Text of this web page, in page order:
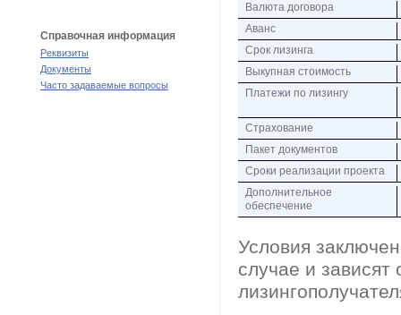
Справочная информация
Реквизиты
Документы
Часто задаваемые вопросы
Валюта договора
Аванс
Срок лизинга
Выкупная стоимость
Платежи по лизингу
Страхование
Пакет документов
Сроки реализации проекта
Дополнительное
обеспечение
Условия
случае и